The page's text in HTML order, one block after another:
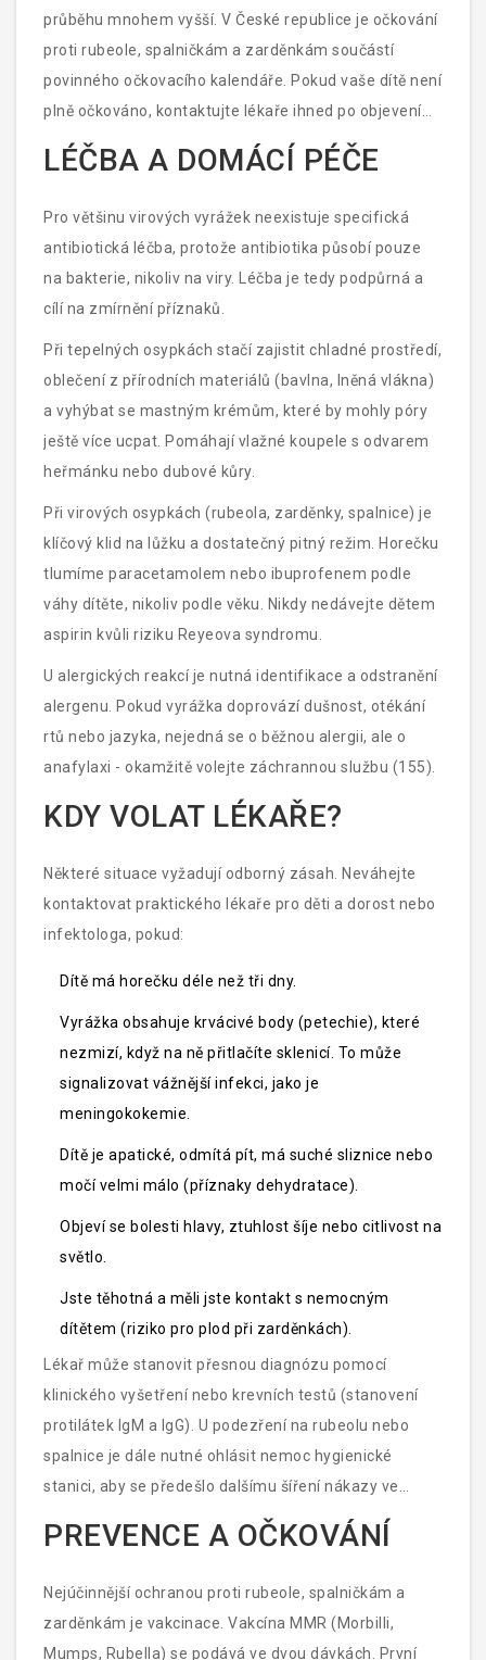
průběhu mnohem vyšší. V České republice je očkování
proti rubeole, spalničkám a zarděnkám součástí
povinného očkovacího kalendáře. Pokud vaše dítě není
plně očkováno, kontaktujte lékaře ihned po objevení
podezřelých příznaků.
LÉČBA A DOMÁCÍ PÉČE
Pro většinu virových vyrážek neexistuje specifická
antibiotická léčba, protože antibiotika působí pouze
na bakterie, nikoliv na viry. Léčba je tedy podpůrná a
cílí na zmírnění příznaků.
Při tepelných osypkách stačí zajistit chladné prostředí,
oblečení z přírodních materiálů (bavlna, lněná vlákna)
a vyhýbat se mastným krémům, které by mohly póry
ještě více ucpat. Pomáhají vlažné koupele s odvarem
heřmánku nebo dubové kůry.
Při virových osypkách (rubeola, zarděnky, spalnice) je
klíčový klid na lůžku a dostatečný pitný režim. Horečku
tlumíme paracetamolem nebo ibuprofenem podle
váhy dítěte, nikoliv podle věku. Nikdy nedávejte dětem
aspirin kvůli riziku Reyeova syndromu.
U alergických reakcí je nutná identifikace a odstranění
alergenu. Pokud vyrážka doprovází dušnost, otékání
rtů nebo jazyka, nejedná se o běžnou alergii, ale o
anafylaxi - okamžitě volejte záchrannou službu (155).
KDY VOLAT LÉKAŘE?
Některé situace vyžadují odborný zásah. Neváhejte
kontaktovat praktického lékaře pro děti a dorost nebo
infektologa, pokud:
Dítě má horečku déle než tři dny.
Vyrážka obsahuje krvácivé body (petechie), které
nezmizí, když na ně přitlačíte sklenicí. To může
signalizovat vážnější infekci, jako je
meningokokemie.
Dítě je apatické, odmítá pít, má suché sliznice nebo
močí velmi málo (příznaky dehydratace).
Objeví se bolesti hlavy, ztuhlost šíje nebo citlivost na
světlo.
Jste těhotná a měli jste kontakt s nemocným
dítětem (riziko pro plod při zarděnkách).
Lékař může stanovit přesnou diagnózu pomocí
klinického vyšetření nebo krevních testů (stanovení
protilátek IgM a IgG). U podezření na rubeolu nebo
spalnice je dále nutné ohlásit nemoc hygienické
stanici, aby se předešlo dalšímu šíření nákazy ve
školách nebo mateřských centrech.
PREVENCE A OČKOVÁNÍ
Nejúčinnější ochranou proti rubeole, spalničkám a
zarděnkám je vakcinace. Vakcína MMR (Morbilli,
Mumps, Rubella) se podává ve dvou dávkách. První